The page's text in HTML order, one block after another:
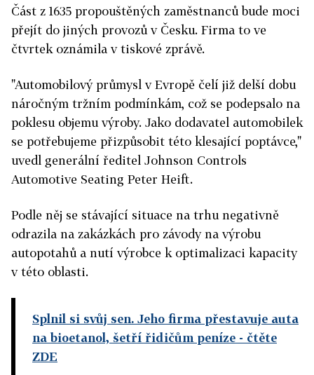
Část z 1635 propouštěných zaměstnanců bude moci
přejít do jiných provozů v Česku. Firma to ve
čtvrtek oznámila v tiskové zprávě.
"Automobilový průmysl v Evropě čelí již delší dobu
náročným tržním podmínkám, což se podepsalo na
poklesu objemu výroby. Jako dodavatel automobilek
se potřebujeme přizpůsobit této klesající poptávce,"
uvedl generální ředitel Johnson Controls
Automotive Seating Peter Heift.
Podle něj se stávající situace na trhu negativně
odrazila na zakázkách pro závody na výrobu
autopotahů a nutí výrobce k optimalizaci kapacity
v této oblasti.
Splnil si svůj sen. Jeho firma přestavuje auta
na bioetanol, šetří řidičům peníze - čtěte
ZDE